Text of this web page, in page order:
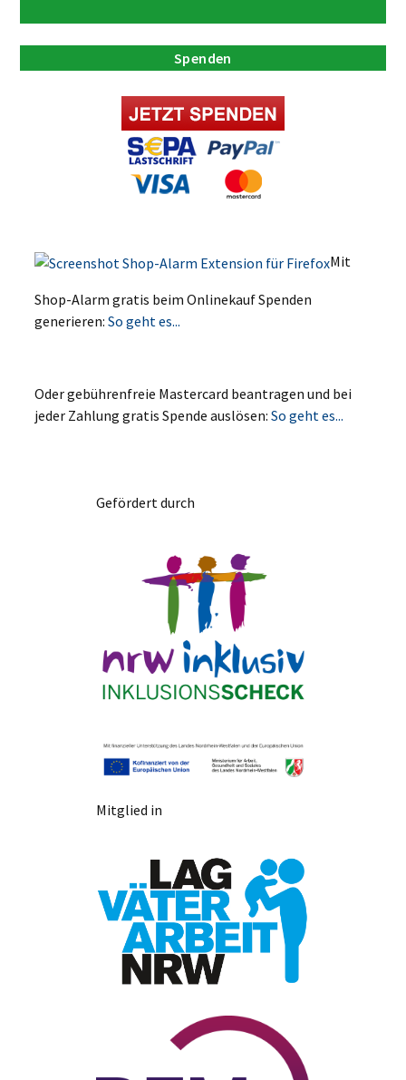
Spenden
Mit
Shop-Alarm gratis beim Onlinekauf Spenden
generieren:So geht es...
Oder gebührenfreie Mastercard beantragen und bei
jeder Zahlung gratis Spende auslösen:So geht es...
Gefördert durch
Mitglied in